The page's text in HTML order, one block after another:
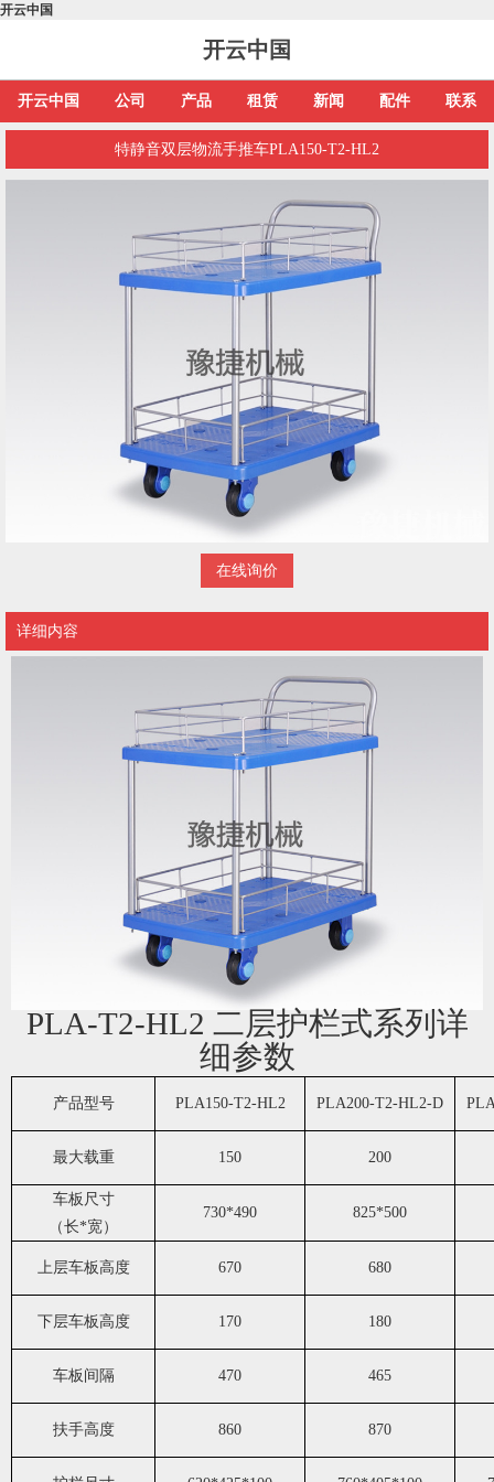
开云中国
开云中国
开云中国 公司 产品 租赁 新闻 配件 联系
特静音双层物流手推车PLA150-T2-HL2
在线询价
详细内容
PLA-T2-HL2 二层护栏式系列详
细参数
产品型号 PLA150-T2-HL2 PLA200-T2-HL2-D
最大载重 150 200
车板尺寸
（长*宽）
730*490 825*500
上层车板高度 670 680
下层车板高度 170 180
车板间隔 470 465
扶手高度 860 870